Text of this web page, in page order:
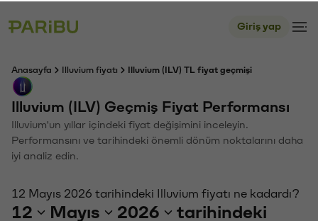
Giriş yap
Anasayfa Illuvium fiyatı Illuvium (ILV) TL fiyat geçmişi
Illuvium (ILV) Geçmiş Fiyat Performansı
Illuvium'un yıllar içindeki fiyat değişimini inceleyin.
Performansını ve tarihindeki önemli dönüm noktalarını daha
iyi analiz edin.
12 Mayıs 2026 tarihindeki Illuvium fiyatı ne kadardı?
12 Mayıs 2026
tarihindeki